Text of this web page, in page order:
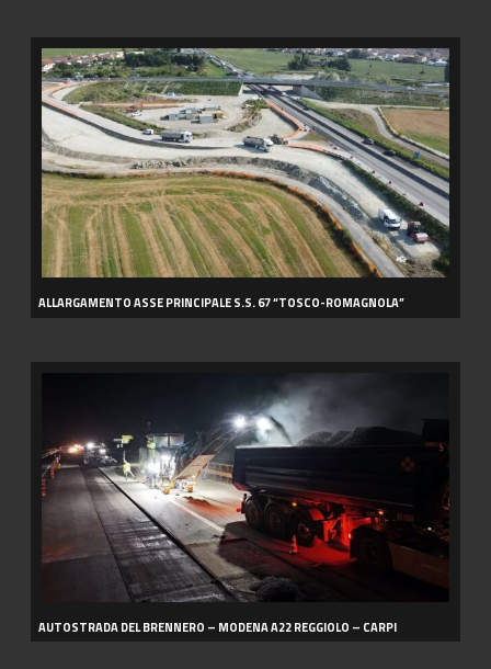
ALLARGAMENTO
ASSE
PRINCIPALE
S.S.
67
“TOSCO-
ROMAGNOLA”
ALLARGAMENTO ASSE PRINCIPALE S.S. 67 “TOSCO-ROMAGNOLA”
AUTOSTRADA
REGGIOLO
CARPI
AUTOSTRADA DEL BRENNERO – MODENA A22 REGGIOLO – CARPI